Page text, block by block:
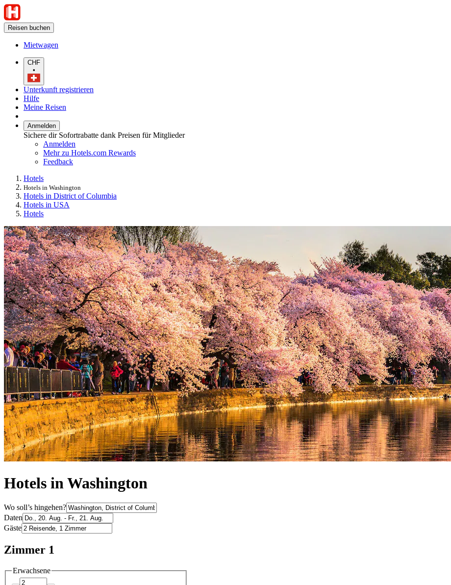
Reisen buchen
Mietwagen
CHF
•
Unterkunft registrieren
Hilfe
Meine Reisen
Anmelden
Sichere dir Sofortrabatte dank Preisen für Mitglieder
Anmelden
Mehr zu Hotels.com Rewards
Feedback
Hotels
Hotels in Washington
Hotels in District of Columbia
Hotels in USA
Hotels
Hotels in Washington
Wo soll’s hingehen?
Daten
Gäste
Zimmer 1
Erwachsene